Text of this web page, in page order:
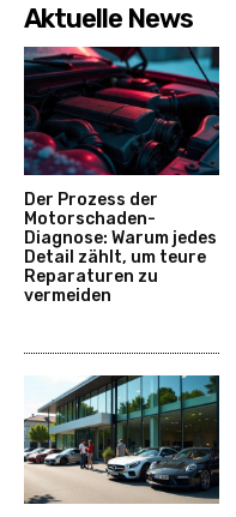
Aktuelle News
Der Prozess der
Motorschaden-
Diagnose: Warum jedes
Detail zählt, um teure
Reparaturen zu
vermeiden